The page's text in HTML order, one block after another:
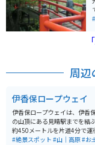
周辺
伊香保ロープウェイ
伊香保ロープウェイは、伊香
の山頂にある見晴駅までを結
約450メートルを片道4分で
山頂からは、赤城山や谷川岳
#絶景スポット #山｜高原#お